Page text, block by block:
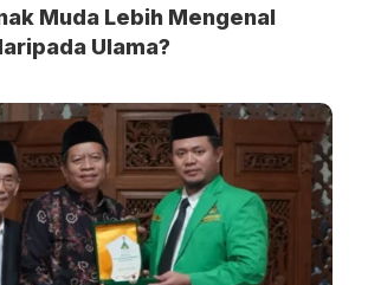
Muda Lebih Mengenal
Ulama?